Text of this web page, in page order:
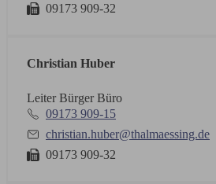
09173 909-32
Christian Huber
Leiter Bürger Büro
09173 909-15
christian.huber@thalmaessing.de
09173 909-32